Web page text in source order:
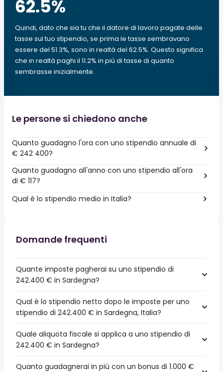
62.5%
Quindi, dato che sia tu che il datore di lavoro pagate delle
tasse sul tuo stipendio, se prima le tasse sembravano
essere del 51.3%, sono in realtà del 62.5%. Questo significa
che in realtà paghi il 11.2% in più di tasse di quanto
sembrasse inizialmente.
Le persone si chiedono anche
Quanto guadagno l'ora con uno stipendio annuale di
€ 242 400?
Quanto guadagno all'anno con uno stipendio all'ora
di € 117?
Qual è lo stipendio medio in Italia?
Domande frequenti
Quante imposte pagherai su uno stipendio di
242.400 € in Sardegna?
Qual è lo stipendio netto dopo le imposte per uno
stipendio di 242.400 € in Sardegna, Italia?
Quale aliquota fiscale si applica a uno stipendio di
242.400 € in Sardegna?
Quanto guadagnerai in più con un bonus di 1.000 €